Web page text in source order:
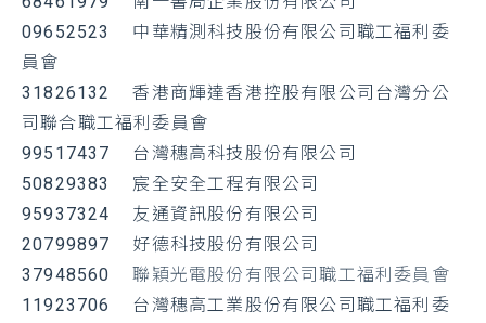
09652523
中華精測科技股份有限公司職工福利委
員會
31826132 香港商輝達香港控股有限公司台灣分公
司聯合職工福利委員會
99517437 台灣穗高科技股份有限公司
50829383 宸全安全工程有限公司
95937324 友通資訊股份有限公司
20799897 好德科技股份有限公司
37948560聯穎光電股份有限公司職工福利委員會
11923706 台灣穗高工業股份有限公司職工福利委